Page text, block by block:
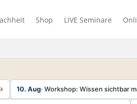
Shop LIVE Seminare
10. Aug· Workshop: Wissen sichtbar